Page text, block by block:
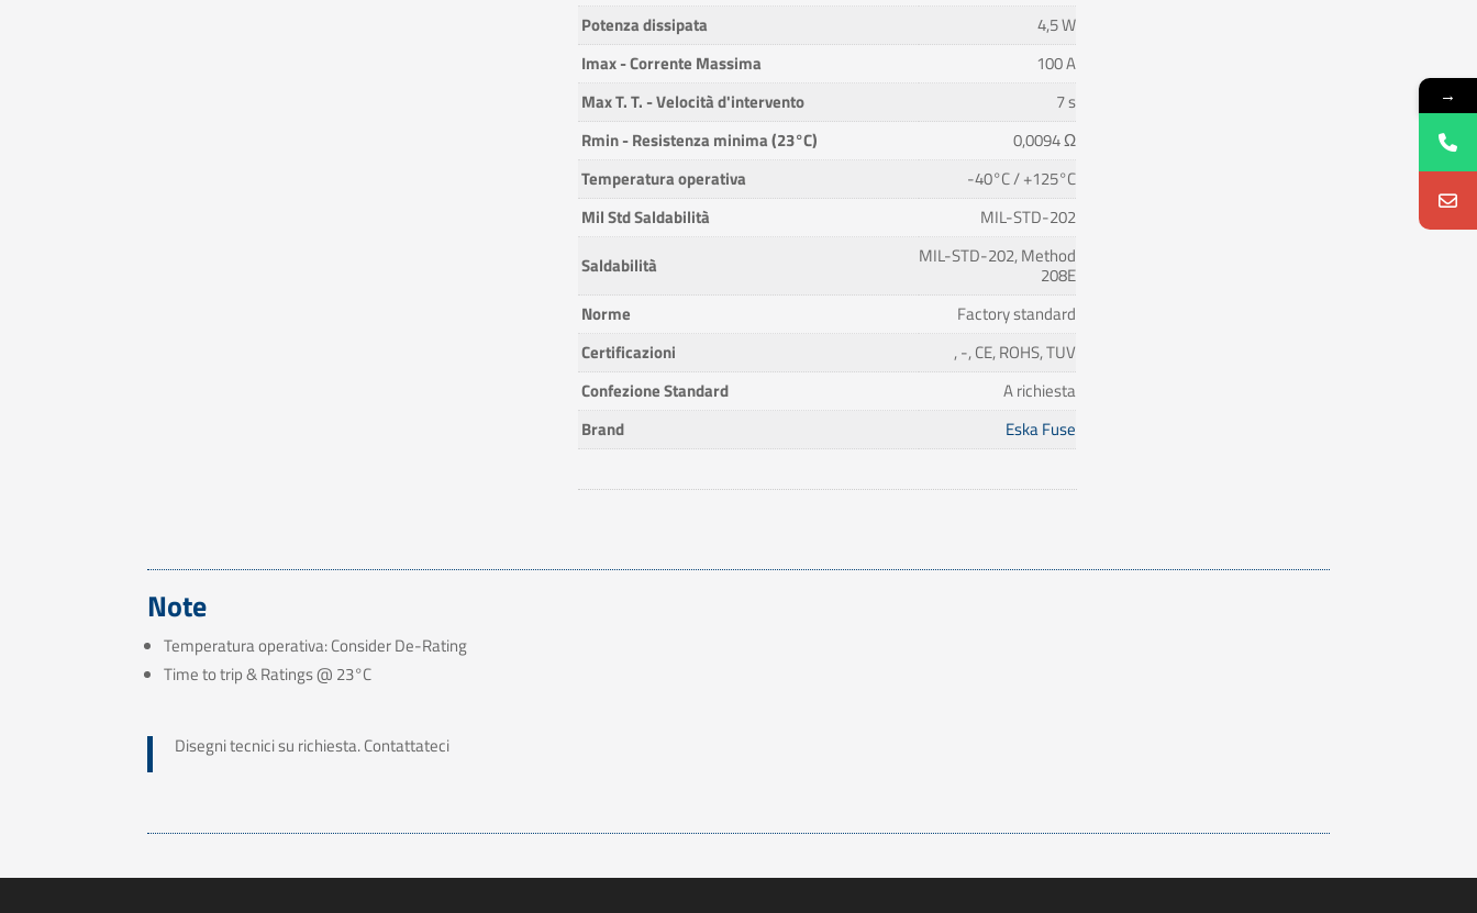
Potenza dissipata
4,5 W
Imax - Corrente Massima
100 A
Max T. T. - Velocità d'intervento
7 s
Rmin - Resistenza minima (23°C)
0,0094 Ω
Temperatura operativa
-40°C / +125°C
Mil Std Saldabilità
MIL-STD-202
Saldabilità
MIL-STD-202, Method
208E
Norme
Factory standard
Certificazioni
, -, CE, ROHS, TUV
Confezione Standard
A richiesta
Brand
Eska Fuse
Note
Temperatura operativa: Consider De-Rating
Time to trip & Ratings @ 23°C
Disegni tecnici su richiesta. Contattateci
→